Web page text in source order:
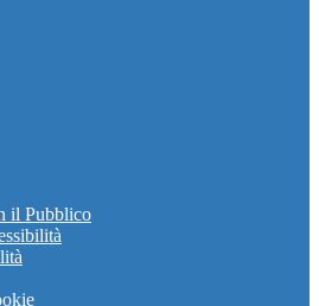
il Pubblico